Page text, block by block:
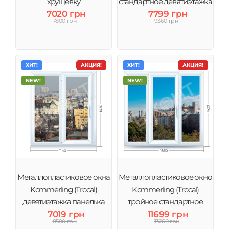
7020 грн
7800 грн
7799 грн
9360 грн
АКЦИЯ!
ХИТ!
NEW!
Металлопластиковое окна
Kommerling (Trocal)
девятиэтажка панелька
7019 грн
8580 грн
АКЦИЯ!
ХИТ!
NEW!
Металлопластиковое окно
Kommerling (Trocal)
тройное стандартное
11699 грн
13260 грн